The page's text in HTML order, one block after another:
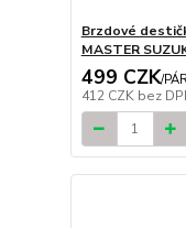
Brzdové
MASTER
499 CZK/
412 CZK bez